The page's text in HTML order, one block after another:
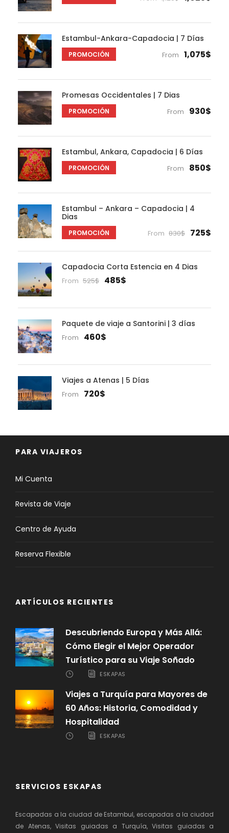
Estambul-Ankara-Capadocia | 7 Días
PROMOCIÓN From 1,075$
Promesas Occidentales | 7 Dias
PROMOCIÓN From 930$
Estambul, Ankara, Capadocia | 6 Días
PROMOCIÓN From 850$
Estambul – Ankara – Capadocia | 4
Dias
PROMOCIÓN From 830$ 725$
Capadocia Corta Estencia en 4 Dias
From 525$ 485$
Paquete de viaje a Santorini | 3 días
From 460$
Viajes a Atenas | 5 Días
From 720$
PARA VIAJEROS
Mi Cuenta
Revista de Viaje
Centro de Ayuda
Reserva Flexible
ARTÍCULOS RECIENTES
Descubriendo Europa y Más Allá:
Cómo Elegir el Mejor Operador
Turístico para su Viaje Soñado
ESKAPAS
Viajes a Turquía para Mayores de
60 Años: Historia, Comodidad y
Hospitalidad
ESKAPAS
SERVICIOS ESKAPAS
Escapadas a la ciudad de Estambul, escapadas a la ciudad
de Atenas, Visitas guiadas a Turquía, Visitas guiadas a